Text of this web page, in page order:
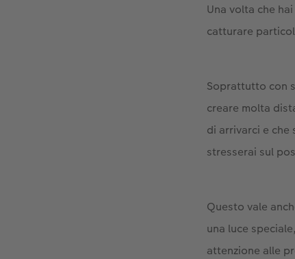
Una volta che
catturare
Soprattutto con
creare molta
di arrivarci e
stresserai sul
Questo vale
una luce
attenzione alle